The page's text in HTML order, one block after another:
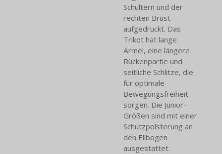
Schultern und der
rechten Brust
aufgedruckt. Das
Trikot hat lange
Ärmel, eine längere
Rückenpartie und
seitliche Schlitze, die
für optimale
Bewegungsfreiheit
sorgen. Die Junior-
Größen sind mit einer
Schutzpolsterung an
den Ellbogen
ausgestattet.